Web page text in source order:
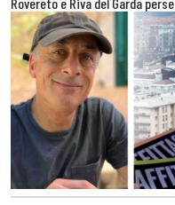
Rovereto e Riva del Garda